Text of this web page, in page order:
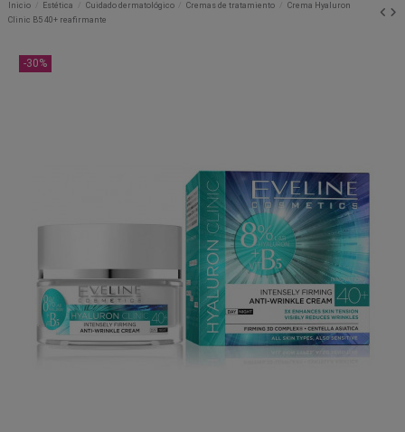
Inicio Estética Cuidado dermatológico Cremas de tratamiento
Crema Hyaluron
Clinic B5 40+ reafirmante
-30%